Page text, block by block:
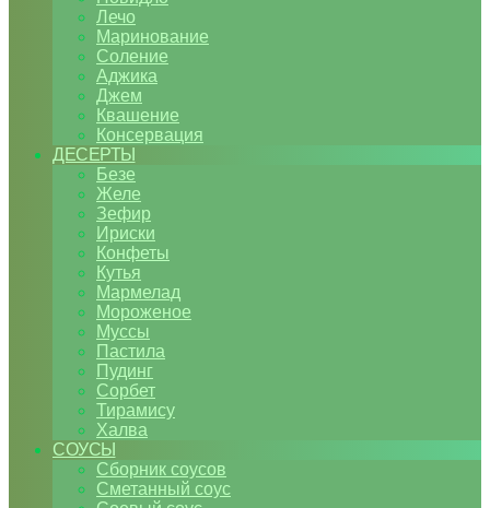
Лечо
Маринование
Соление
Аджика
Джем
Квашение
Консервация
ДЕСЕРТЫ
Безе
Желе
Зефир
Ириски
Конфеты
Кутья
Мармелад
Мороженое
Муссы
Пастила
Пудинг
Сорбет
Тирамису
Халва
СОУСЫ
Сборник соусов
Сметанный соус